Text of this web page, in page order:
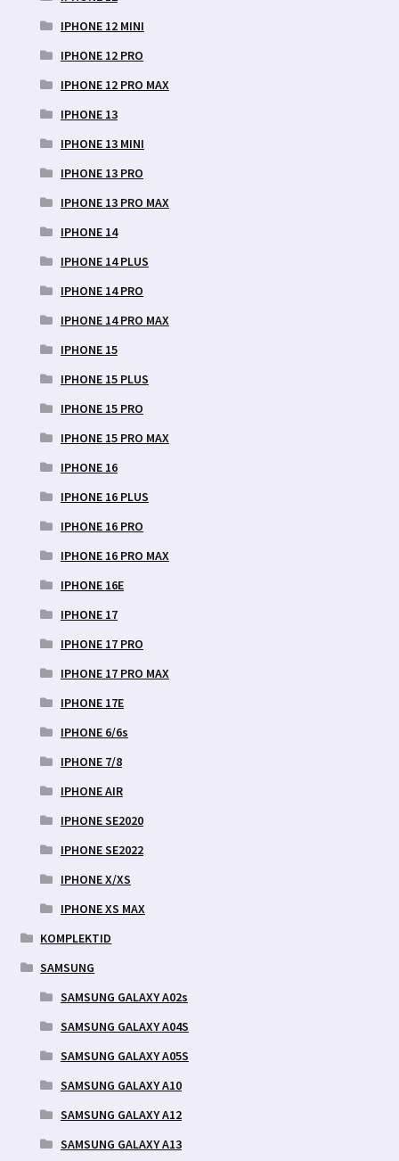
IPHONE 12 MINI
IPHONE 12 PRO
IPHONE 12 PRO MAX
IPHONE 13
IPHONE 13 MINI
IPHONE 13 PRO
IPHONE 13 PRO MAX
IPHONE 14
IPHONE 14 PLUS
IPHONE 14 PRO
IPHONE 14 PRO MAX
IPHONE 15
IPHONE 15 PLUS
IPHONE 15 PRO
IPHONE 15 PRO MAX
IPHONE 16
IPHONE 16 PLUS
IPHONE 16 PRO
IPHONE 16 PRO MAX
IPHONE 16E
IPHONE 17
IPHONE 17 PRO
IPHONE 17 PRO MAX
IPHONE 17E
IPHONE 6/6s
IPHONE 7/8
IPHONE AIR
IPHONE SE2020
IPHONE SE2022
IPHONE X/XS
IPHONE XS MAX
KOMPLEKTID
SAMSUNG
SAMSUNG GALAXY A02s
SAMSUNG GALAXY A04S
SAMSUNG GALAXY A05S
SAMSUNG GALAXY A10
SAMSUNG GALAXY A12
SAMSUNG GALAXY A13